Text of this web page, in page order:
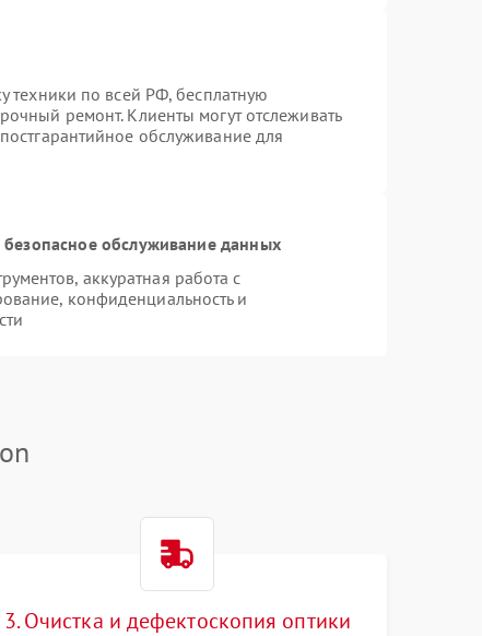
техники по всей РФ, бесплатную
ремонт. Клиенты могут отслеживать
обслуживание для
обслуживание данных
аккуратная работа с
конфиденциальность и
3. Очистка и дефектоскопия оптики